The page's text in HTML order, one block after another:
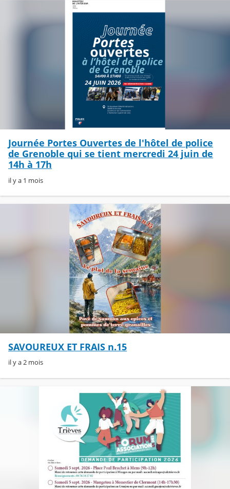
Journée Portes Ouvertes de l'hôtel de police
de Grenoble qui se tient mercredi 24 juin de
14h à 17h
il y a 1 mois
SAVOUREUX ET FRAIS n.15
il y a 2 mois